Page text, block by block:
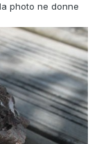
photo ne donne